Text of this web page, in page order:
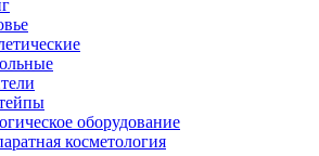
оборудование
косметология